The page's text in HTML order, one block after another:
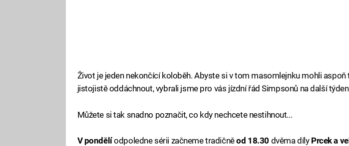
Život je jeden nekončící koloběh. Abyste si v tom masomlejnku mohli aspoň
jistojistě oddáchnout, vybrali jsme pro vás jízdní řád Simpsonů na další
Můžete si tak snadno poznačit, co kdy nechcete nestihnout...
V pondělíodpoledne sérii začneme tradičněod 18.30 dvěma díly Prcek a